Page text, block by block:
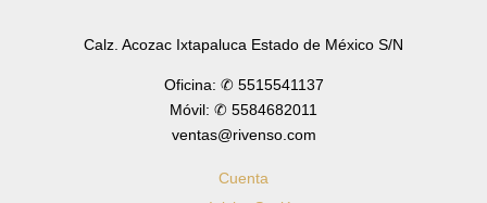
Calz. Acozac Ixtapaluca Estado de México S/N
Oficina: ✆ 5515541137
Móvil: ✆ 5584682011
ventas@rivenso.com
Cuenta